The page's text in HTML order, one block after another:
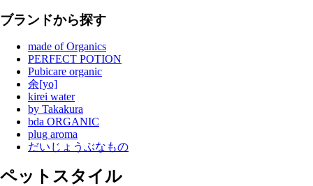
ブランドから探す
made of Organics
PERFECT POTION
Pubicare organic
余[yo]
kirei water
by Takakura
bda ORGANIC
plug aroma
だいじょうぶなもの
ペットスタイル